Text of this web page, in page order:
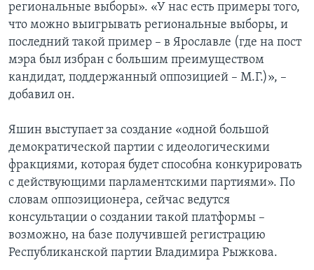
региональные выборы». «У нас есть примеры того,
что можно выигрывать региональные выборы, и
последний такой пример – в Ярославле (где на пост
мэра был избран с большим преимуществом
кандидат, поддержанный оппозицией – М.Г.)», –
добавил он.
Яшин выступает за создание «одной большой
демократической партии с идеологическими
фракциями, которая будет способна конкурировать
с действующими парламентскими партиями». По
словам оппозиционера, сейчас ведутся
консультации о создании такой платформы –
возможно, на базе получившей регистрацию
Республиканской партии Владимира Рыжкова.